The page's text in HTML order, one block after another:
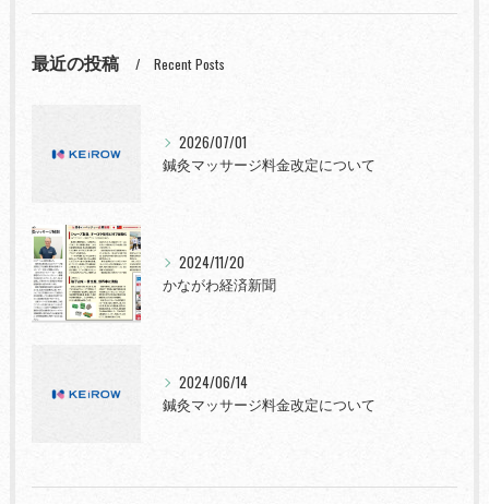
最近の投稿 Recent Posts
2026/07/01
鍼灸マッサージ料金改定について
2024/11/20
かながわ経済新聞
2024/06/14
鍼灸マッサージ料金改定について